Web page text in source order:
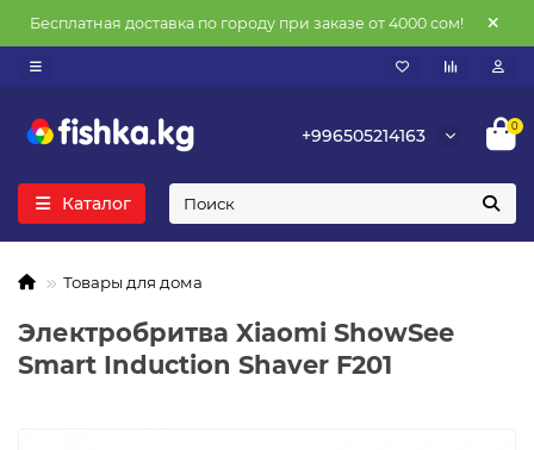
Бесплатная доставка по городу при заказе от 4000 сом!
+996505214163 0
Каталог
Товары для дома
Электробритва Xiaomi ShowSee
Smart Induction Shaver F201